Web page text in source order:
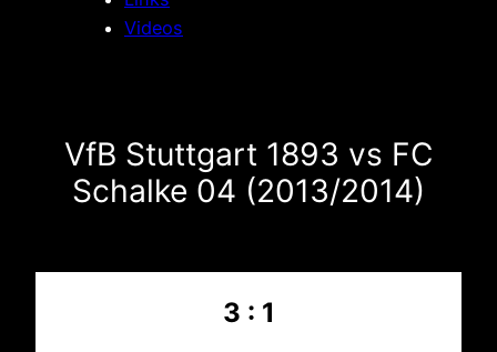
Videos
VfB Stuttgart 1893 vs FC
Schalke 04 (2013/2014)
3 : 1